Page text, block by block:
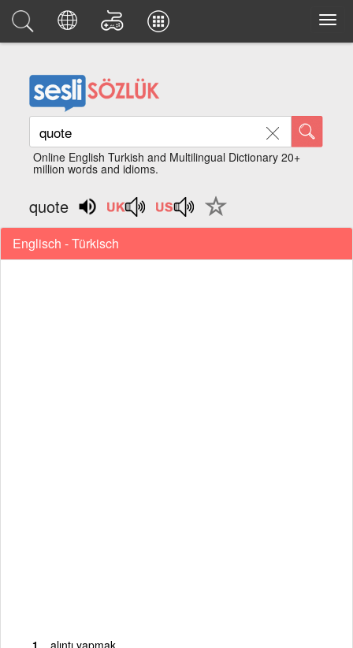
Online English Turkish and Multilingual Dictionary 20+
million words and idioms.
quote
Englisch - Türkisch
alıntı yapmak